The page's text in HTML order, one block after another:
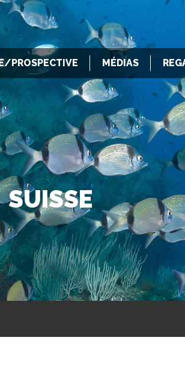
PROSPECTIVE MÉDIAS
SUISSE